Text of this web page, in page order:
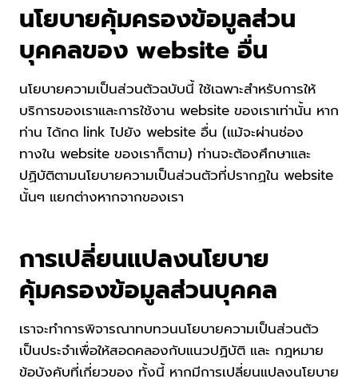
นโยบายคุ้มครองข้อมูลส่วน
บุคคลของ website อื่น
นโยบายความเป็นส่วนตัวฉบับนี้ ใช้เฉพาะสำหรับการให้
บริการของเราและการใช้งาน website ของเราเท่านั้น หาก
ท่าน ได้กด link ไปยัง website อื่น (แม้จะผ่านช่อง
ทางใน website ของเราก็ตาม) ท่านจะต้องศึกษาและ
ปฏิบัติตามนโยบายความเป็นส่วนตัวที่ปรากฏใน website
นั้นๆ แยกต่างหากจากของเรา
การเปลี่ยนแปลงนโยบาย
คุ้มครองข้อมูลส่วนบุคคล
เราจะทำการพิจารณาทบทวนนโยบายความเป็นส่วนตัว
เป็นประจำเพื่อให้สอดคลองกับแนวปฏิบัติ และ กฎหมาย
ข้อบังคับที่เกี่ยวของ ทั้งนี้ หากมีการเปลี่ยนแปลงนโยบาย